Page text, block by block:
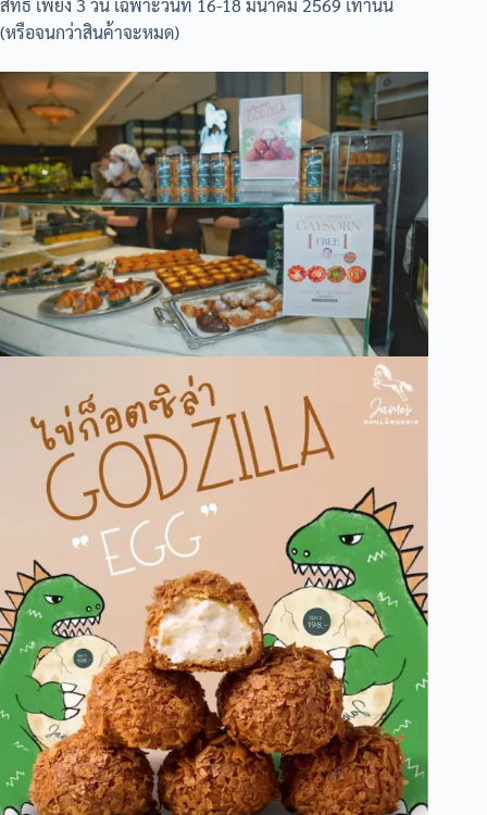
(หรือจนกว่าสินค้าจะหมด)